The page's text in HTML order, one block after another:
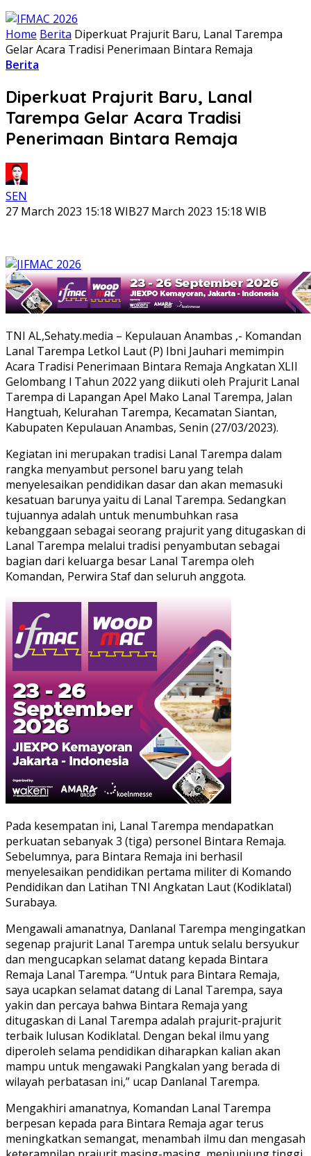
Home Berita Diperkuat Prajurit Baru, Lanal Tarempa
Gelar Acara Tradisi Penerimaan Bintara Remaja
Berita
Diperkuat Prajurit Baru, Lanal
Tarempa Gelar Acara Tradisi
Penerimaan Bintara Remaja
SEN
27 March 2023 15:18 WIB27 March 2023 15:18 WIB
TNI AL,Sehaty.media – Kepulauan Anambas ,- Komandan
Lanal Tarempa Letkol Laut (P) Ibni Jauhari memimpin
Acara Tradisi Penerimaan Bintara Remaja Angkatan XLII
Gelombang l Tahun 2022 yang diikuti oleh Prajurit Lanal
Tarempa di Lapangan Apel Mako Lanal Tarempa, Jalan
Hangtuah, Kelurahan Tarempa, Kecamatan Siantan,
Kabupaten Kepulauan Anambas, Senin (27/03/2023).
Kegiatan ini merupakan tradisi Lanal Tarempa dalam
rangka menyambut personel baru yang telah
menyelesaikan pendidikan dasar dan akan memasuki
kesatuan barunya yaitu di Lanal Tarempa. Sedangkan
tujuannya adalah untuk menumbuhkan rasa
kebanggaan sebagai seorang prajurit yang ditugaskan di
Lanal Tarempa melalui tradisi penyambutan sebagai
bagian dari keluarga besar Lanal Tarempa oleh
Komandan, Perwira Staf dan seluruh anggota.
Pada kesempatan ini, Lanal Tarempa mendapatkan
perkuatan sebanyak 3 (tiga) personel Bintara Remaja.
Sebelumnya, para Bintara Remaja ini berhasil
menyelesaikan pendidikan pertama militer di Komando
Pendidikan dan Latihan TNI Angkatan Laut (Kodiklatal)
Surabaya.
Mengawali amanatnya, Danlanal Tarempa mengingatkan
segenap prajurit Lanal Tarempa untuk selalu bersyukur
dan mengucapkan selamat datang kepada Bintara
Remaja Lanal Tarempa. “Untuk para Bintara Remaja,
saya ucapkan selamat datang di Lanal Tarempa, saya
yakin dan percaya bahwa Bintara Remaja yang
ditugaskan di Lanal Tarempa adalah prajurit-prajurit
terbaik lulusan Kodiklatal. Dengan bekal ilmu yang
diperoleh selama pendidikan diharapkan kalian akan
mampu untuk mengawaki Pangkalan yang berada di
wilayah perbatasan ini,” ucap Danlanal Tarempa.
Mengakhiri amanatnya, Komandan Lanal Tarempa
berpesan kepada para Bintara Remaja agar terus
meningkatkan semangat, menambah ilmu dan mengasah